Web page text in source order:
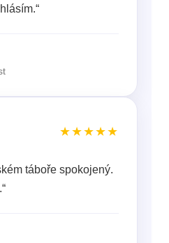
★★★★★
táboře spokojený.